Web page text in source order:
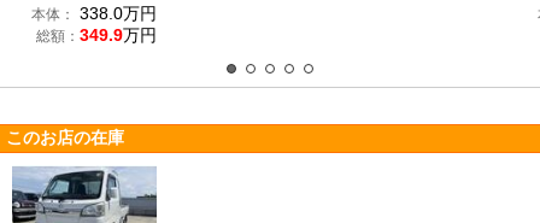
本体： 338.0万円
総額： 349.9万円
このお店の在庫